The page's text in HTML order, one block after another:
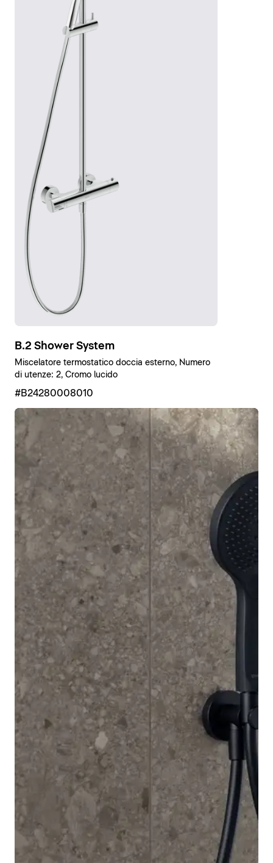
B.2 Shower System
Miscelatore termostatico doccia esterno, Numero
di utenze: 2, Cromo lucido
#B24280008010